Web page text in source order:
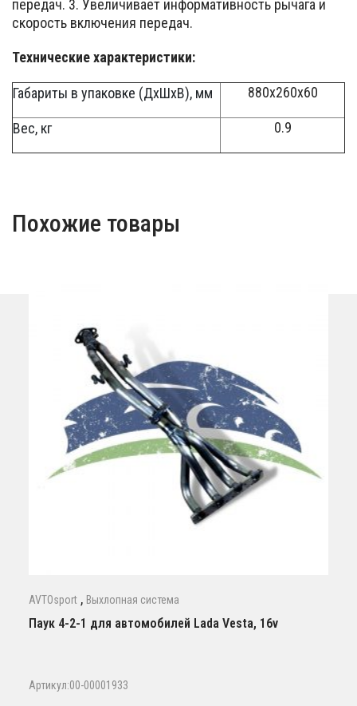
передач. 3. Увеличивает информативность рычага и
скорость включения передач.
Технические характеристики:
Габариты в упаковке (ДхШхВ), мм 880x260x60
Вес, кг 0.9
Похожие товары
AVTOsport , Выхлопная система
Паук 4-2-1 для автомобилей Lada Vesta, 16v
Артикул:00-00001933